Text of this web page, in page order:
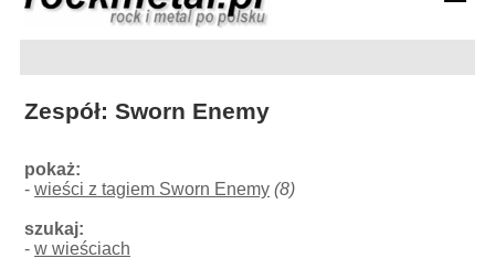
Zespół: Sworn Enemy
pokaż:
-wieści z tagiem Sworn Enemy (8)
szukaj:
-w wieściach